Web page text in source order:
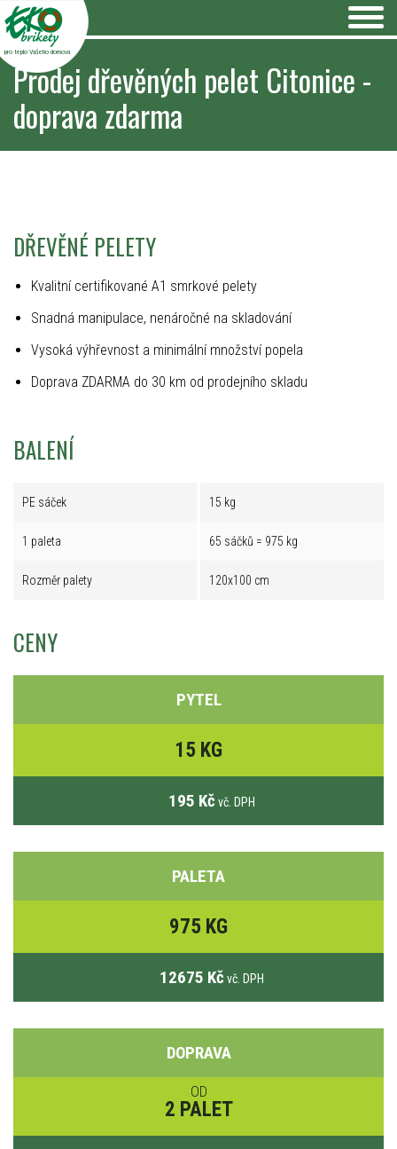
pro teplo Vašeho domova
Prodej dřevěných pelet Citonice -
doprava zdarma
DŘEVĚNÉ PELETY
Kvalitní certifikované A1 smrkové pelety
Snadná manipulace, nenáročné na skladování
Vysoká výhřevnost a minimální množství popela
Doprava ZDARMA do 30 km od prodejního skladu
BALENÍ
PE sáček 15 kg
1 paleta 65 sáčků = 975 kg
Rozměr palety 120x100 cm
CENY
PYTEL
15 KG
195 Kč vč. DPH
PALETA
975 KG
12675 Kč vč. DPH
DOPRAVA
OD
2 PALET